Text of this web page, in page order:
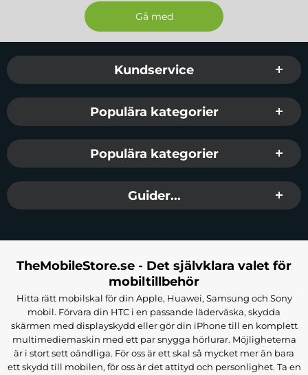
Sidfot Blandad info och länkar
Kundservice
Populära kategorier
Populära kategorier
Guider...
TheMobileStore.se - Det självklara valet för
mobiltillbehör
Hitta rätt mobilskal för din Apple, Huawei, Samsung och Sony
mobil. Förvara din HTC i en passande läderväska, skydda
skärmen med displayskydd eller gör din iPhone till en komplett
multimediemaskin med ett par snygga hörlurar. Möjligheterna
är i stort sett oändliga. För oss är ett skal så mycket mer än bara
ett skydd till mobilen, för oss är det attityd och personlighet. Ta en